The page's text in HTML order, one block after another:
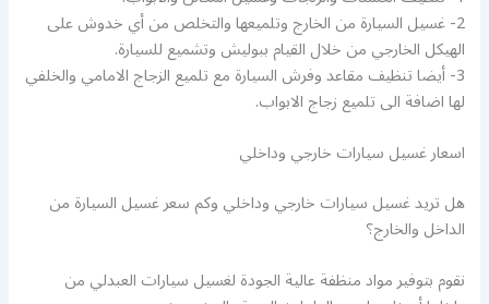
2- غسيل السيارة من الخارج وتلميعها والتخلص من أي خدوش على
الهيكل الخارجي من خلال القيام ببوليش وتشميع للسيارة.
3- أيضا تنظيف مقاعد وفرش السيارة مع تلميع الزجاج الامامي والخلفي
لها اضافة الى تلميع زجاج الابواب.
اسعار غسيل سيارات خارجي وداخلي
هل تريد غسيل سيارات خارجي وداخلي وكم سعر غسيل السيارة من
الداخل والخارج؟
نقوم بتوفير مواد منظفة عالية الجودة لغسيل سيارات العبدلي من